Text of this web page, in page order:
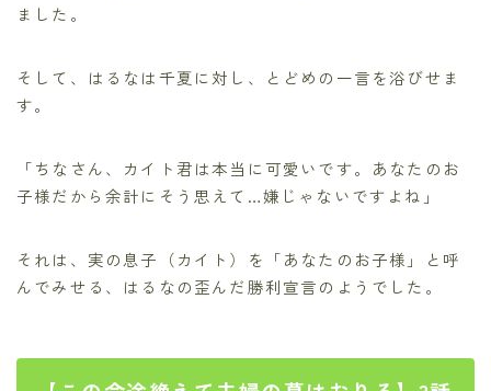
ました。
そして、はるなは千夏に対し、とどめの一言を浴びせま
す。
「ちなさん、カイト君は本当に可愛いです。あなたのお
子様だから余計にそう思えて…嫌じゃないですよね」
それは、実の息子（カイト）を「あなたのお子様」と呼
んでみせる、はるなの歪んだ勝利宣言のようでした。